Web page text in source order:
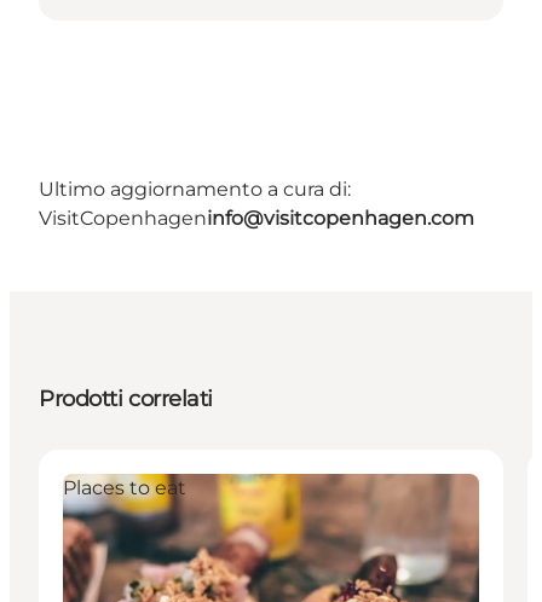
Ultimo aggiornamento a cura di:
VisitCopenhageninfo@visitcopenhagen.com
Prodotti correlati
Places to eat